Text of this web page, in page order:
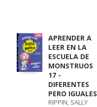
APRENDER A
LEER EN LA
ESCUELA DE
MONSTRUOS
17 -
DIFERENTES
PERO IGUALES
RIPPIN, SALLY